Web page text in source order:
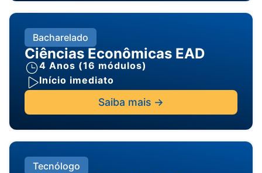
Bacharelado
Ciências Econômicas EAD
4 Anos (16 módulos)
Início imediato
Saiba mais ->
Tecnólogo